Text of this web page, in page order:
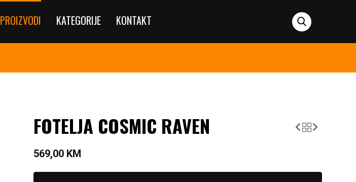
PROIZVODI KATEGORIJE KONTAKT
FOTELJA COSMIC RAVEN
569,00 KM